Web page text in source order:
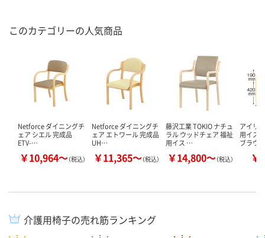
このカテゴリーの人気商品
Netforce ダイニングチ
ェア シエル 完成品
ETV-…
￥10,964～（税込）
Netforce ダイニングチ
ェア エトワール 完成品
UH…
￥11,365～（税込）
藤沢工業 TOKIO ナチュ
ラル ウッドチェア 福祉
用イス …
￥14,800～（税込）
アイリ
用イス
ブラウ
￥
介護用椅子の売れ筋ランキング